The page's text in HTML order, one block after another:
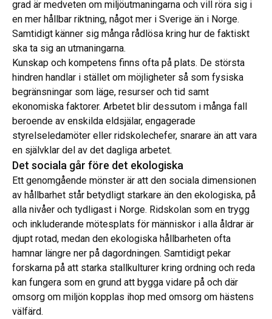
grad är medveten om miljöutmaningarna och vill röra sig i
en mer hållbar riktning, något mer i Sverige än i Norge.
Samtidigt känner sig många rådlösa kring hur de faktiskt
ska ta sig an utmaningarna.
Kunskap och kompetens finns ofta på plats. De största
hindren handlar i stället om möjligheter så som fysiska
begränsningar som läge, resurser och tid samt
ekonomiska faktorer. Arbetet blir dessutom i många fall
beroende av enskilda eldsjälar, engagerade
styrelseledamöter eller ridskolechefer, snarare än att vara
en självklar del av det dagliga arbetet.
Det sociala går före det ekologiska
Ett genomgående mönster är att den sociala dimensionen
av hållbarhet står betydligt starkare än den ekologiska, på
alla nivåer och tydligast i Norge. Ridskolan som en trygg
och inkluderande mötesplats för människor i alla åldrar är
djupt rotad, medan den ekologiska hållbarheten ofta
hamnar längre ner på dagordningen. Samtidigt pekar
forskarna på att starka stallkulturer kring ordning och reda
kan fungera som en grund att bygga vidare på och där
omsorg om miljön kopplas ihop med omsorg om hästens
välfärd.